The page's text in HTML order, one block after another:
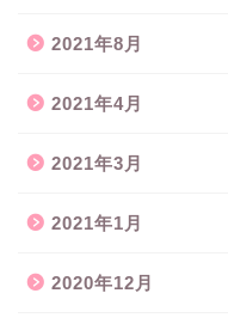
2021年8月
2021年4月
2021年3月
2021年1月
2020年12月